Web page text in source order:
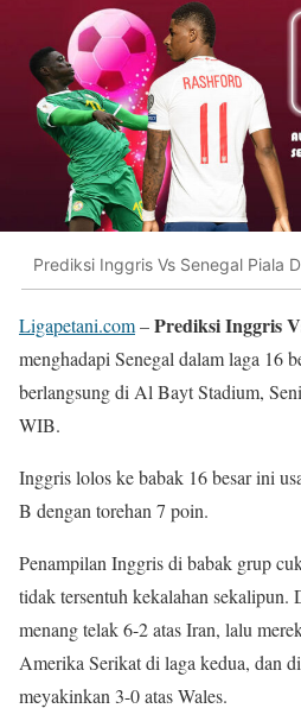
Prediksi Inggris Vs Senegal Piala
Ligapetani.com–Prediksi Inggris
menghadapi Senegal dalam laga 16
berlangsung di Al Bayt Stadium,
WIB.
Inggris lolos ke babak 16 besar ini
B dengan torehan 7 poin.
Penampilan Inggris di babak grup
tidak tersentuh kekalahan sekalipun.
menang telak 6-2 atas Iran, lalu
Amerika Serikat di laga kedua, dan
meyakinkan 3-0 atas Wales.